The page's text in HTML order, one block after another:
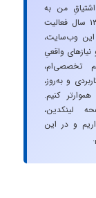
من به
دنیایِ HSE است. با بیش از ۱۳ سال فعالیت
وب‌سایت،
واقعیِ
تخصصی‌ام،
و به‌روز،
کنیم.
لینکدین،
و در این